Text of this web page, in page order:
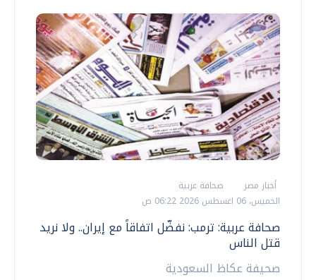
أخبار مصر
صحافة عربية
الخميس، 06 اغسطس 2026 06:22 ص
صحافة عربية: ترمب: نفضّل اتفاقاً مع إيران.. ولا نريد
قتل الناس
صحيفة عكاظ السعودية